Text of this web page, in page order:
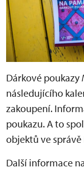
Dárkové poukazy
následujícího
zakoupení.
poukazu. A to
objektů ve
Další informace